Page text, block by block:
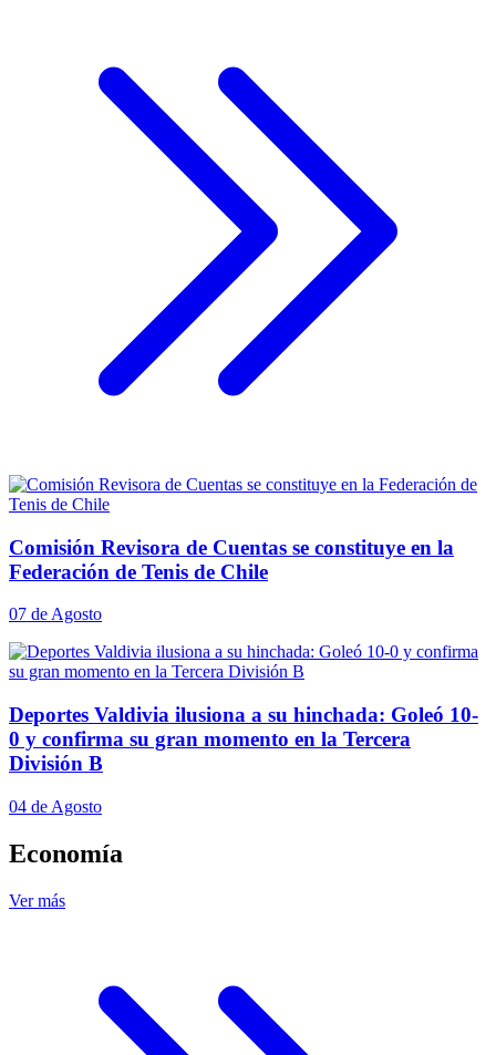
Comisión Revisora de Cuentas se constituye en la
Federación de Tenis de Chile
07 de Agosto
Deportes Valdivia ilusiona a su hinchada: Goleó 10-
0 y confirma su gran momento en la Tercera
División B
04 de Agosto
Economía
Ver más